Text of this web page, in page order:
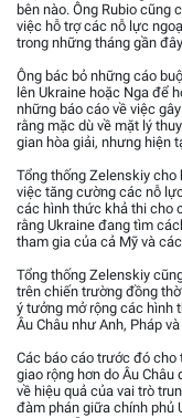
bên nào. Ông Rubio cũng
việc hỗ trợ các nỗ lực
trong những tháng gần
Ông bác bỏ những cáo
lên Ukraine hoặc Nga để
những báo cáo về việc
rằng mặc dù về mặt lý
gian hòa giải, nhưng hiện
Tổng thống Zelenskiy
việc tăng cường các nỗ
các hình thức khả thi cho
rằng Ukraine đang tìm
tham gia của cả Mỹ và
Tổng thống Zelenskiy
trên chiến trường đồng
ý tưởng mở rộng các hình
Âu Châu như Anh, Pháp
Các báo cáo trước đó
giao rộng hơn do Âu
về hiệu quả của vai trò
đàm phán giữa chính phủ